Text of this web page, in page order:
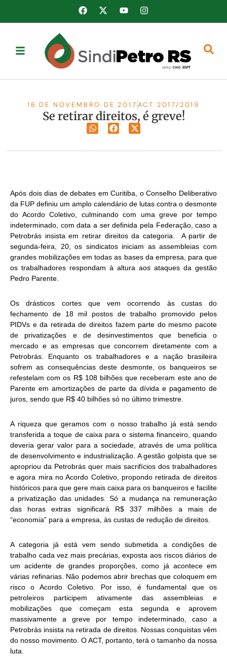
16 DE NOVEMBRO DE 2017 ACT 2017/2019
Se retirar direitos, é greve!
Após dois dias de debates em Curitiba, o Conselho Deliberativo
da FUP definiu um amplo calendário de lutas contra o desmonte
do Acordo Coletivo, culminando com uma greve por tempo
indeterminado, com data a ser definida pela Federação, caso a
Petrobrás insista em retirar direitos da categoria. A partir de
segunda-feira, 20, os sindicatos iniciam as assembleias com
grandes mobilizações em todas as bases da empresa, para que
os trabalhadores respondam à altura aos ataques da gestão
Pedro Parente.
Os drásticos cortes que vem ocorrendo às custas do
fechamento de 18 mil postos de trabalho promovido pelos
PIDVs e da retirada de direitos fazem parte do mesmo pacote
de privatizações e de desinvestimentos que beneficia o
mercado e as empresas que concorrem diretamente com a
Petrobrás. Enquanto os trabalhadores e a nação brasileira
sofrem as consequências deste desmonte, os banqueiros se
refestelam com os R$ 108 bilhões que receberam este ano de
Parente em amortizações de parte da dívida e pagamento de
juros, sendo que R$ 40 bilhões só no último trimestre.
A riqueza que geramos com o nosso trabalho já está sendo
transferida a toque de caixa para o sistema financeiro, quando
deveria gerar valor para a sociedade, através de uma política
de desenvolvimento e industrialização. A gestão golpista que se
apropriou da Petrobrás quer mais sacrifícios dos trabalhadores
e agora mira no Acordo Coletivo, propondo retirada de direitos
históricos para que gere mais caixa para os banqueiros e facilite
a privatização das unidades. Só a mudança na remuneração
das horas extras significará R$ 337 milhões a mais de
“economia” para a empresa, às custas de redução de direitos.
A categoria já está vem sendo submetida a condições de
trabalho cada vez mais precárias, exposta aos riscos diários de
um acidente de grandes proporções, como já acontece em
várias refinarias. Não podemos abrir brechas que coloquem em
risco o Acordo Coletivo. Por isso, é fundamental que os
petroleiros participem ativamente das assembleias e
mobilizações que começam esta segunda e aprovem
massivamente a greve por tempo indeterminado, caso a
Petrobrás insista na retirada de direitos. Nossas conquistas vêm
do nosso movimento. O ACT, portanto, terá o tamanho da nossa
luta.